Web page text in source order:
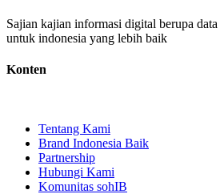
Sajian kajian informasi digital berupa
untuk indonesia yang lebih baik
Konten
Tentang Kami
Brand Indonesia Baik
Partnership
Hubungi Kami
Komunitas sohIB